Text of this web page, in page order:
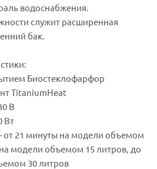
водоснабжения.
служит расширенная
бак.
Биостеклофарфор
TitaniumHeat
В
Вт
от 21 минуты на модели объемом
модели объемом 15 литров, до
30 литров